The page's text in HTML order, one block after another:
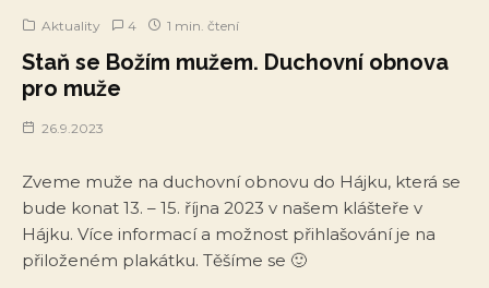
Aktuality 4 1 min. čtení
Staň se Božím mužem. Duchovní obnova
pro muže
26.9.2023
Zveme muže na duchovní obnovu do Hájku, která se
bude konat 13. – 15. října 2023 v našem klášteře v
Hájku. Více informací a možnost přihlašování je na
přiloženém plakátku. Těšíme se 🙂